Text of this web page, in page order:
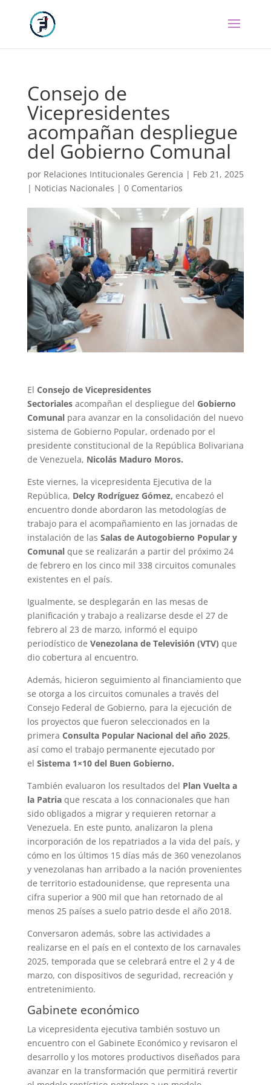
Consejo de
Vicepresidentes
acompañan despliegue
del Gobierno Comunal
por Relaciones Intitucionales Gerencia | Feb 21, 2025
| Noticias Nacionales | 0 Comentarios
El Consejo de Vicepresidentes
Sectorialesacompañan el despliegue del Gobierno
Comunalpara avanzar en la consolidación del nuevo
sistema de Gobierno Popular, ordenado por el
presidente constitucional de la República Bolivariana
de Venezuela, Nicolás Maduro Moros.
Este viernes, la vicepresidenta Ejecutiva de la
República, Delcy Rodríguez Gómez, encabezó el
encuentro donde abordaron las metodologías de
trabajo para el acompañamiento en las jornadas de
instalación de las Salas de Autogobierno Popular y
Comunalque se realizarán a partir del próximo 24
de febrero en los cinco mil 338 circuitos comunales
existentes en el país.
Igualmente, se desplegarán en las mesas de
planificación y trabajo a realizarse desde el 27 de
febrero al 23 de marzo, informó el equipo
periodístico de Venezolana de Televisión (VTV) que
dio cobertura al encuentro.
Además, hicieron seguimiento al financiamiento que
se otorga a los circuitos comunales a través del
Consejo Federal de Gobierno, para la ejecución de
los proyectos que fueron seleccionados en la
primera Consulta Popular Nacional del año 2025,
así como el trabajo permanente ejecutado por
el Sistema 1×10 del Buen Gobierno.
También evaluaron los resultados del Plan Vuelta a
la Patriaque rescata a los connacionales que han
sido obligados a migrar y requieren retornar a
Venezuela. En este punto, analizaron la plena
incorporación de los repatriados a la vida del país, y
cómo en los últimos 15 días más de 360 venezolanos
y venezolanas han arribado a la nación provenientes
de territorio estadounidense, que representa una
cifra superior a 900 mil que han retornado de al
menos 25 países a suelo patrio desde el año 2018.
Conversaron además, sobre las actividades a
realizarse en el país en el contexto de los carnavales
2025, temporada que se celebrará entre el 2 y 4 de
marzo, con dispositivos de seguridad, recreación y
entretenimiento.
Gabinete económico
La vicepresidenta ejecutiva también sostuvo un
encuentro con el Gabinete Económico y revisaron el
desarrollo y los motores productivos diseñados para
avanzar en la transformación que permitirá revertir